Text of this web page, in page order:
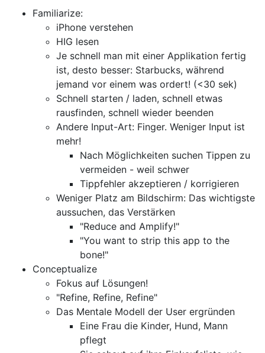
Familiarize:
iPhone verstehen
HIG lesen
Je schnell man mit einer Applikation fertig
ist, desto besser: Starbucks, während
jemand vor einem was ordert! (<30 sek)
Schnell starten / laden, schnell etwas
rausfinden, schnell wieder beenden
Andere Input-Art: Finger. Weniger Input ist
mehr!
Nach Möglichkeiten suchen Tippen zu
vermeiden - weil schwer
Tippfehler akzeptieren / korrigieren
Weniger Platz am Bildschirm: Das wichtigste
aussuchen, das Verstärken
"Reduce and Amplify!"
"You want to strip this app to the
bone!"
Conceptualize
Fokus auf Lösungen!
"Refine, Refine, Refine"
Das Mentale Modell der User ergründen
Eine Frau die Kinder, Hund, Mann
pflegt